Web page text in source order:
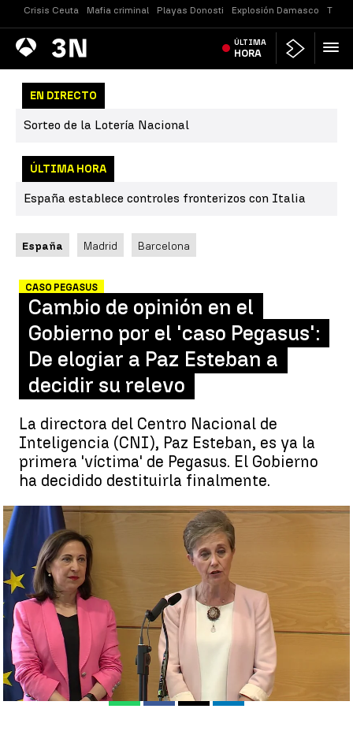
Crisis Ceuta Mafia criminal Playas Donosti Explosión Damasco
Antena
3 Noticias ÚLTIMA
HORA
EN DIRECTO
Sorteo de la Lotería Nacional
ÚLTIMA HORA
España establece controles fronterizos con Italia
España Madrid Barcelona
CASO PEGASUS
Cambio de opinión en el
Gobierno por el 'caso Pegasus':
De elogiar a Paz Esteban a
decidir su relevo
La directora del Centro Nacional de
Inteligencia (CNI), Paz Esteban, es ya la
primera 'víctima' de Pegasus. El Gobierno
ha decidido destituirla finalmente.
Cambio de opinión en el Gobierno por el 'caso Pegasus': De
elogiar a Paz Esteban a decidir su relevo |antena3noticias.com
Alejandro Plaza
Publicado:
10 de mayo de 2022, 23:30
Whatsapp
Facebook
X Linkedin